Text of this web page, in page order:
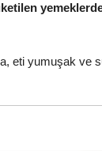
eti yumuşak ve